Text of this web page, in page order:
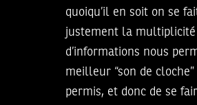
quoiqu’il en soit on se
justement la multiplicité
d’informations nous
meilleur “son de
permis, et donc de se